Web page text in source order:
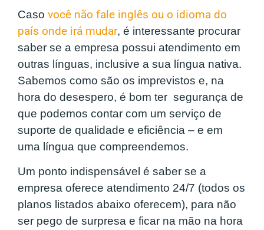
Caso você não fale inglês ou o idioma do
país onde irá mudar, é interessante procurar
saber se a empresa possui atendimento em
outras línguas, inclusive a sua língua nativa.
Sabemos como são os imprevistos e, na
hora do desespero, é bom ter segurança de
que podemos contar com um serviço de
suporte de qualidade e eficiência – e em
uma língua que compreendemos.
Um ponto indispensável é saber se a
empresa oferece atendimento 24/7 (todos os
planos listados abaixo oferecem), para não
ser pego de surpresa e ficar na mão na hora